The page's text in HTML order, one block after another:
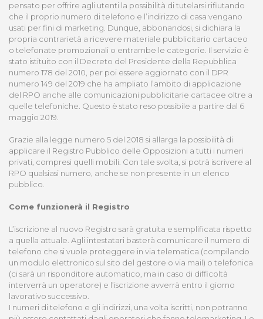
pensato per offrire agli utenti la possibilità di tutelarsi rifiutando
che il proprio numero di telefono e l’indirizzo di casa vengano
usati per fini di marketing. Dunque, abbonandosi, si dichiara la
propria contrarietà a ricevere materiale pubblicitario cartaceo
o telefonate promozionali o entrambe le categorie. Il servizio è
stato istituito con il Decreto del Presidente della Repubblica
numero 178 del 2010, per poi essere aggiornato con il DPR
numero 149 del 2019 che ha ampliato l’ambito di applicazione
del RPO anche alle comunicazioni pubblicitarie cartacee oltre a
quelle telefoniche. Questo è stato reso possibile a partire dal 6
maggio 2019.
Grazie alla legge numero 5 del 2018 si allarga la possibilità di
applicare il Registro Pubblico delle Opposizioni a tutti i numeri
privati, compresi quelli mobili. Con tale svolta, si potrà iscrivere al
RPO qualsiasi numero, anche se non presente in un elenco
pubblico.
Come funzionerà il Registro
L’iscrizione al nuovo Registro sarà gratuita e semplificata rispetto
a quella attuale. Agli intestatari basterà comunicare il numero di
telefono che si vuole proteggere in via telematica (compilando
un modulo elettronico sul sito del gestore o via mail) o telefonica
(ci sarà un risponditore automatico, ma in caso di difficoltà
interverrà un operatore) e l’iscrizione avverrà entro il giorno
lavorativo successivo.
I numeri di telefono e gli indirizzi, una volta iscritti, non potranno